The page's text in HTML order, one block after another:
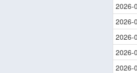
2026-
2026-
2026-
2026-
2026-